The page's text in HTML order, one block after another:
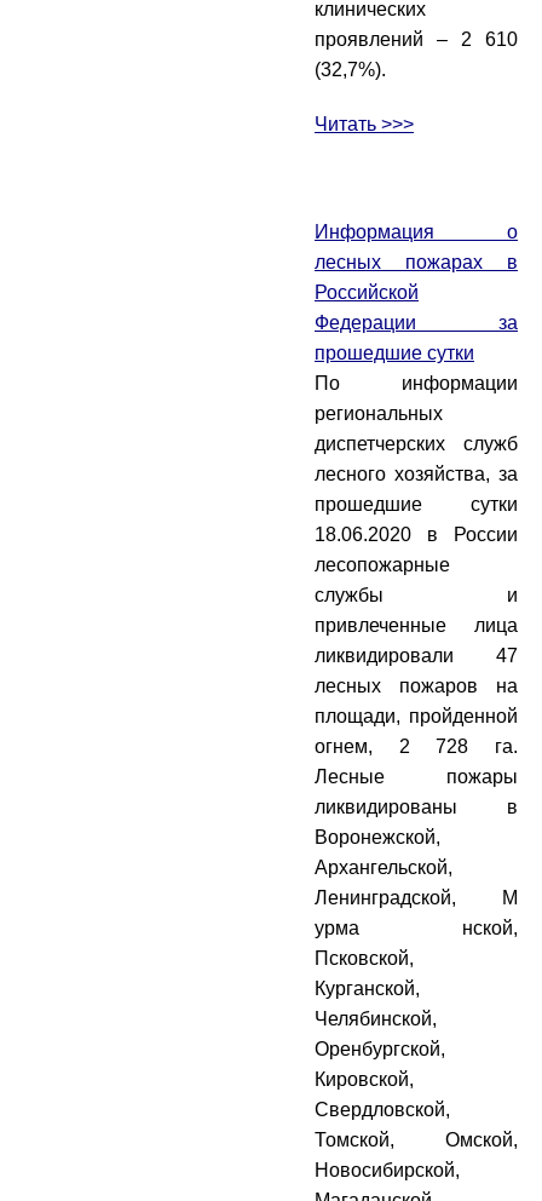
клинических
проявлений – 2 610
(32,7%).
Читать >>>
Информация о
лесных пожарах в
Российской
Федерации за
прошедшие сутки
По информации
региональных
диспетчерских служб
лесного хозяйства, за
прошедшие сутки
18.06.2020 в России
лесопожарные
службы и
привлеченные лица
ликвидировали 47
лесных пожаров на
площади, пройденной
огнем, 2 728 га.
Лесные пожары
ликвидированы в
Воронежской,
Архангельской,
Ленинградской, М
урма нской,
Псковской,
Курганской,
Челябинской,
Оренбургской,
Кировской,
Свердловской,
Томской, Омской,
Новосибирской,